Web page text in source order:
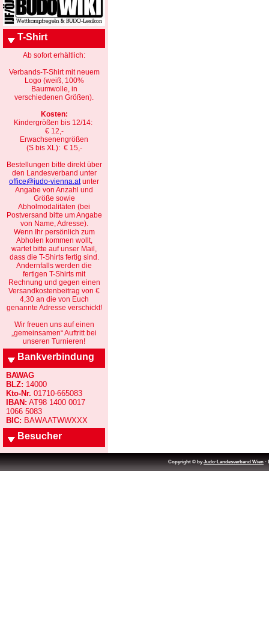
T-Shirt
Ab sofort erhältlich:
Verbands-T-Shirt mit neuem
Logo (weiß, 100%
Baumwolle, in
verschiedenen Größen).
Kosten:
Kindergrößen bis 12/14:
€ 12,-
Erwachsenengrößen
(S bis XL): € 15,-
Bestellungen bitte direkt über
den Landesverband unter
office@judo-vienna.atunter
Angabe von Anzahl und
Größe sowie
Abholmodalitäten (bei
Postversand bitte um Angabe
von Name, Adresse).
Wenn Ihr persönlich zum
Abholen kommen wollt,
wartet bitte auf unser Mail,
dass die T-Shirts fertig sind.
Andernfalls werden die
fertigen T-Shirts mit
Rechnung und gegen einen
Versandkostenbeitrag von €
4,30 an die von Euch
genannte Adresse verschickt!
Wir freuen uns auf einen
„gemeinsamen“ Auftritt bei
unseren Turnieren!
Bankverbindung
BAWAG
BLZ: 14000
Kto-Nr. 01710-665083
IBAN: AT98 1400 0017
1066 5083
BIC: BAWAATWWXXX
Besucher
Copyright © byJudo-Landesverband Wien -